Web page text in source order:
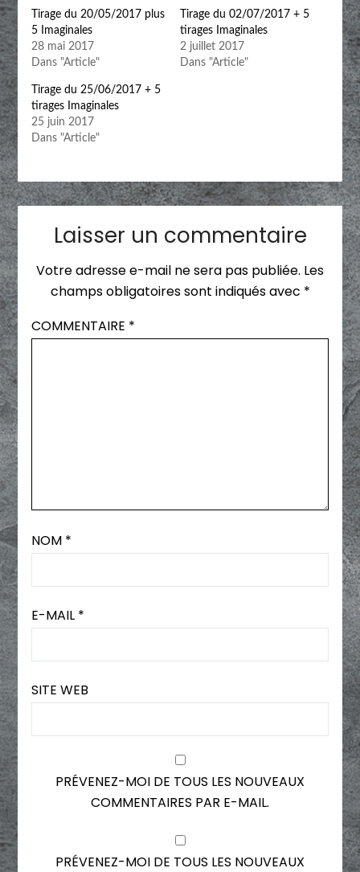
Tirage du 20/05/2017 plus
5 Imaginales
28 mai 2017
Dans "Article"
Tirage du 02/07/2017 + 5
tirages Imaginales
2 juillet 2017
Dans "Article"
Tirage du 25/06/2017 + 5
tirages Imaginales
25 juin 2017
Dans "Article"
Laisser un commentaire
Votre adresse e-mail ne sera pas publiée. Les
champs obligatoires sont indiqués avec *
COMMENTAIRE *
NOM *
E-MAIL *
SITE WEB
PRÉVENEZ-MOI DE TOUS LES NOUVEAUX
COMMENTAIRES PAR E-MAIL.
PRÉVENEZ-MOI DE TOUS LES NOUVEAUX